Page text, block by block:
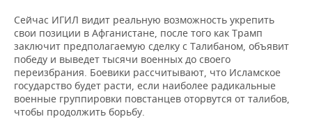
Сейчас ИГИЛ видит реальную возможность укрепить
свои позиции в Афганистане, после того как Трамп
заключит предполагаемую сделку с Талибаном, объявит
победу и выведет тысячи военных до своего
переизбрания. Боевики рассчитывают, что Исламское
государство будет расти, если наиболее радикальные
военные группировки повстанцев оторвутся от талибов,
чтобы продолжить борьбу.